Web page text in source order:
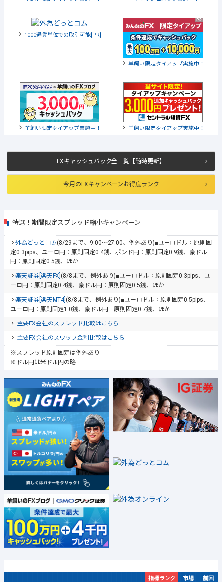
FXキャッシュバック全一覧【随時更新】
今月のFXキャンペーンお得度ランク
特選！期間限定スプレッド縮小キャンペーン
外為どっとコム(8/29まで、9:00～27:00、例外あり)■ユーロドル：原則固
定0.3pips、ユーロ円：原則固定0.4銭、ポンド円：原則固定0.9銭、豪ドル
円：原則固定0.5銭、ほか
楽天証券[楽天FX] (8/8まで、例外あり)■ユーロドル：原則固定0.3pips、ユ
ーロ円：原則固定0.4銭、豪ドル円：原則固定0.5銭、ほか
楽天証券[楽天MT4] (8/8まで、例外あり)■ユーロドル：原則固定0.5pips、
ユーロ円：原則固定1.0銭、豪ドル円：原則固定0.7銭、ほか
主要FX会社のスプレッド比較はこちら
主要FX会社のスワップ金利比較はこちら
※スプレッド原則固定は例外あり
※ドル円は米ドル円の略
指標ランク
市場
前回
1000通貨単位での取引可能[PR]
羊飼い限定タイアップ実施中！
羊飼い限定タイアップ実施中！ 羊飼い限定タイアップ実施中！